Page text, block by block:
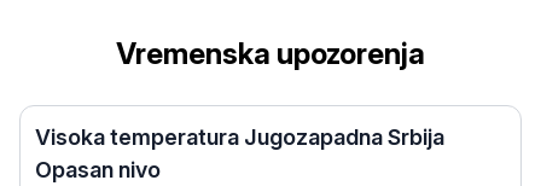
Vremenska upozorenja
Visoka temperatura Jugozapadna Srbija
Opasan nivo